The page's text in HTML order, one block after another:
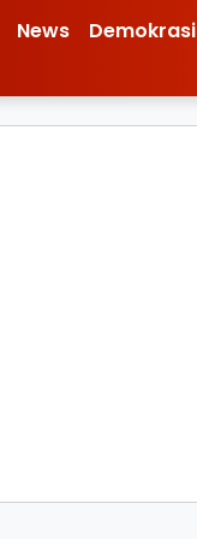
News Demokrasi